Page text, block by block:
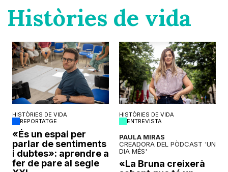
Històries de vida
HISTÒRIES DE VIDA
REPORTATGE
«És un espai per
parlar de sentiments
i dubtes»: aprendre a
fer de pare al segle
HISTÒRIES DE VIDA
ENTREVISTA
PAULA MIRAS
CREADORA DEL PÒDCAST 'UN
DIA MÉS'
«La Bruna creixerà